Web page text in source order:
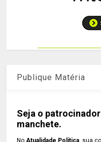
Publique Matéria
Seja o
manchete.
NoAtualidade Política, sua